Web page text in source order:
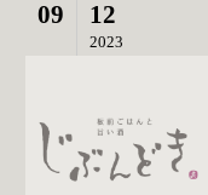
09 12
2023